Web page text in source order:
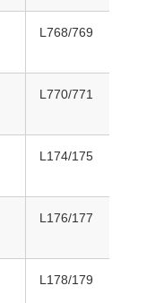
L768/769
L770/771
L174/175
L176/177
L178/179